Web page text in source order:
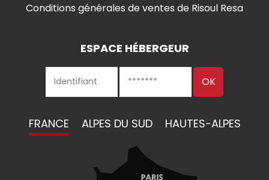
Conditions générales de ventes de Risoul Resa
ESPACE HÉBERGEUR
FRANCE ALPES DU SUD HAUTES-ALPES